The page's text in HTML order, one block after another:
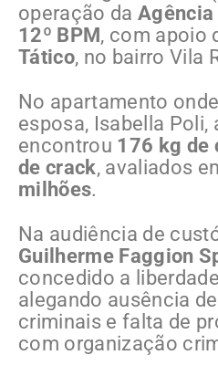
operação da
12º BPM , com apoio
Tático, no bairro Vila
No apartamento
esposa, Isabella Poli,
encontrou 176 kg de
de crack, avaliados
milhões.
Na audiência de
Guilherme Faggion
concedido a
alegando ausência
criminais e falta de
com organização